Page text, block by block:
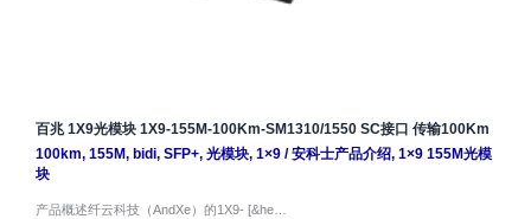
百兆 1X9光模块 1X9-155M-100Km-SM1310/1550 SC接口 传输100Km
100km, 155M, bidi, SFP+, 光模块, 1×9/安科士产品介绍, 1×9 155M光模
块
产品概述纤云科技（AndXe）的1X9- [&he…